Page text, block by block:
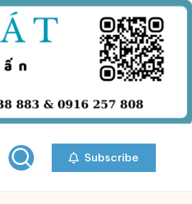
Subscribe